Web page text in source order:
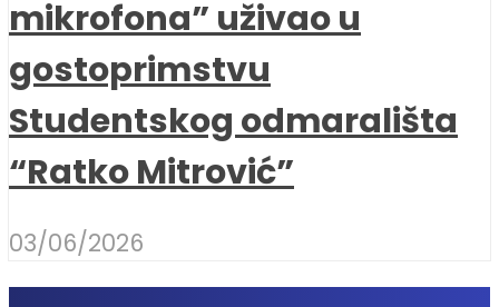
mikrofona” uživao u
gostoprimstvu
Studentskog odmarališta
“Ratko Mitrović”
03/06/2026